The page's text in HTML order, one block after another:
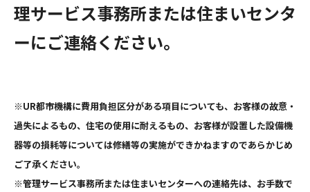
理サービス事務所または住まいセンタ
ーにご連絡ください。
※UR都市機構に費用負担区分がある項目についても、お客様の故意・
過失によるもの、住宅の使用に耐えるもの、お客様が設置した設備機
器等の損耗等については修繕等の実施ができかねますのであらかじめ
ご了承ください。
※管理サービス事務所または住まいセンターへの連絡先は、お手数で